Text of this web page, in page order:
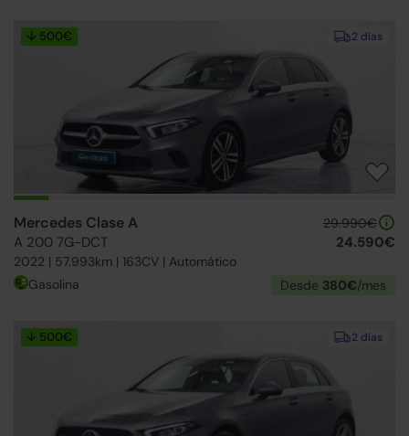
2 días
↓ 500€
Mercedes Clase A
A 200 7G-DCT
2022 | 57.993km | 163CV | Automático
29.990€
24.590€
Gasolina Desde 380€/mes
2 días
↓ 500€